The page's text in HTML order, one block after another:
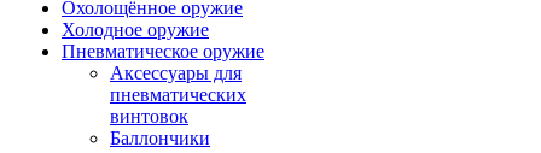
Охолощённое оружие
Холодное оружие
Пневматическое оружие
Аксессуары для
пневматических
винтовок
Баллончики